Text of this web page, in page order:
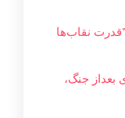
نقاب‌ها
بعداز جنگ،